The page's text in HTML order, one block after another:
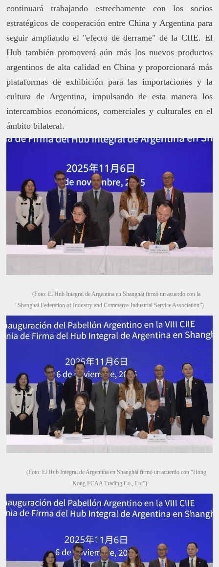
continuará trabajando estrechamente con los socios
estratégicos de cooperación entre China y Argentina para
seguir ampliando el "efecto de derrame" de la CIIE. El
Hub también promoverá aún más los nuevos productos
argentinos de alta calidad en China y proporcionará más
plataformas de exhibición para las importaciones y la
cultura de Argentina, impulsando de esta manera los
intercambios económicos, comerciales y culturales en el
ámbito bilateral.
(Foto: El Hub Integral de Argentina en Shanghái firmó un acuerdo con la
“Shanghai Federation of Industry and Commerce-Industrial Service Association”)
(Foto: El Hub Integral de Argentina en Shanghái firmó un acuerdo con “Hong
Kong FCAA Trading Co., Ltd”)